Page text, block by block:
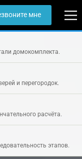
мне
домокомплекта.
и перегородок.
расчёта.
этапов.